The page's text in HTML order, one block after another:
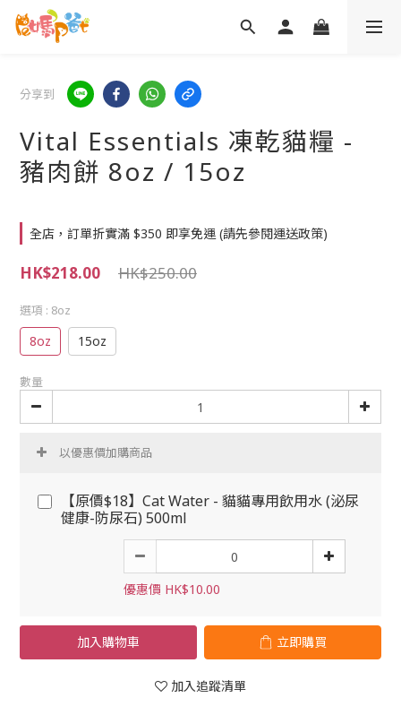
分享到
Vital Essentials 凍乾貓糧 -
豬肉餅 8oz / 15oz
全店，訂單折實滿 $350 即享免運 (請先參閱運送政策)
HK$250.00
HK$218.00
選項 : 8oz
8oz 15oz
數量
以優惠價加購商品
【原價$18】Cat Water - 貓貓專用飲用水 (泌尿
健康-防尿石) 500ml
優惠價 HK$10.00
加入購物車 立即購買
加入追蹤清單